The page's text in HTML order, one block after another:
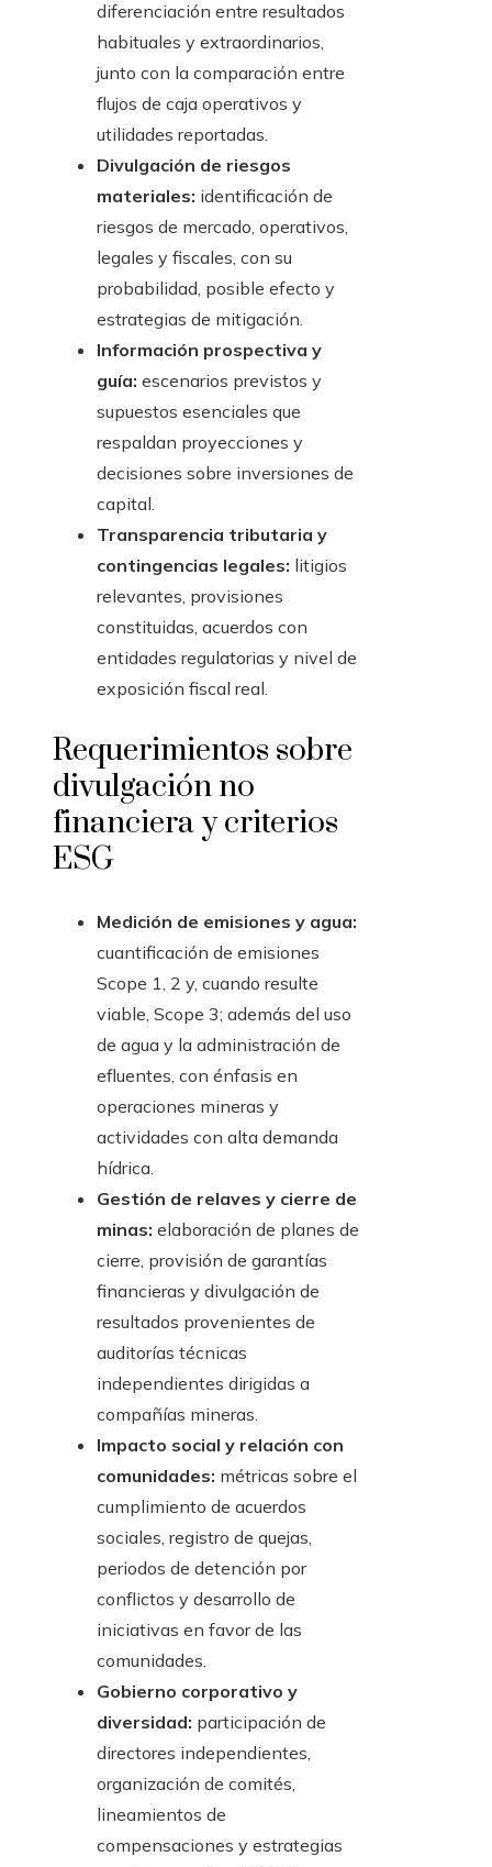
diferenciación entre resultados
habituales y extraordinarios,
junto con la comparación entre
flujos de caja operativos y
utilidades reportadas.
Divulgación de riesgos
materiales: identificación de
riesgos de mercado, operativos,
legales y fiscales, con su
probabilidad, posible efecto y
estrategias de mitigación.
Información prospectiva y
guía: escenarios previstos y
supuestos esenciales que
respaldan proyecciones y
decisiones sobre inversiones de
capital.
Transparencia tributaria y
contingencias legales: litigios
relevantes, provisiones
constituidas, acuerdos con
entidades regulatorias y nivel de
exposición fiscal real.
Requerimientos sobre
divulgación no
financiera y criterios
ESG
Medición de emisiones y agua:
cuantificación de emisiones
Scope 1, 2 y, cuando resulte
viable, Scope 3; además del uso
de agua y la administración de
efluentes, con énfasis en
operaciones mineras y
actividades con alta demanda
hídrica.
Gestión de relaves y cierre de
minas: elaboración de planes de
cierre, provisión de garantías
financieras y divulgación de
resultados provenientes de
auditorías técnicas
independientes dirigidas a
compañías mineras.
Impacto social y relación con
comunidades: métricas sobre el
cumplimiento de acuerdos
sociales, registro de quejas,
periodos de detención por
conflictos y desarrollo de
iniciativas en favor de las
comunidades.
Gobierno corporativo y
diversidad: participación de
directores independientes,
organización de comités,
lineamientos de
compensaciones y estrategias